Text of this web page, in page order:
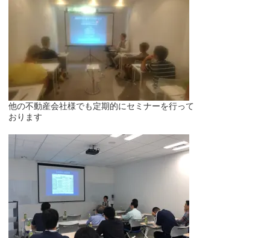
他の不動産会社様でも定期的にセミナーを行って
おります